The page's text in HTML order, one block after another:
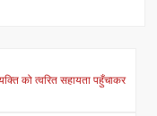
को त्वरित सहायता पहुँचाकर